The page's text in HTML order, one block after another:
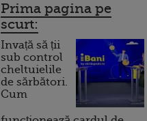
Prima pagina pe
scurt:
Invață să ții
sub control
cheltuielile
de sărbători.
Cum